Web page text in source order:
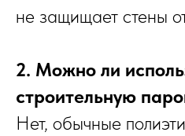
не защищает стены
2. Можно ли
строительную
Нет, обычные